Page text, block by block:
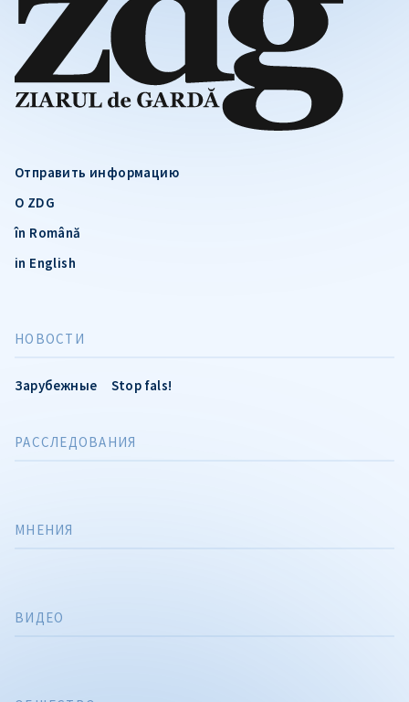
Отправить информацию
О ZDG
în Română
in English
НОВОСТИ
Зарубежные Stop fals!
РАССЛЕДОВАНИЯ
МНЕНИЯ
ВИДЕО